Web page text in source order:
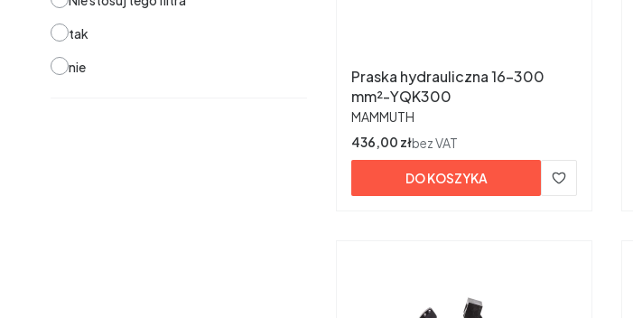
tak
nie
Praska hydrauliczna 16-300
mm²-YQK300
PRODUCENT
MAMMUTH
Cena
436,00 złbez VAT
DO KOSZYKA